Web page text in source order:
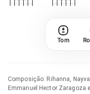
Tom
Composição: Rihanna,
Emmanuel Hector Zaragoza